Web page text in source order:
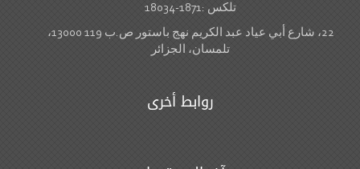
تلكس :1871-18034
22، شارع أبي عياد عبد الكريم نهج باستور ص.ب 119 13000،
تلمسان، الجزائر
روابط أخرى